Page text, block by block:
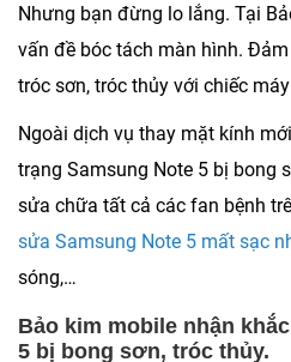
Nhưng bạn đừng lo lắng. Tại
vấn đề bóc tách màn hình.
tróc sơn, tróc thủy với chiếc
Ngoài dịch vụ thay mặt kính
trạng Samsung Note 5 bị bong
sửa chữa tất cả các fan bệnh
sửa Samsung Note 5 mất sạc
sóng,…
Bảo kim mobile nhận
5 bị bong sơn, tróc thủy.